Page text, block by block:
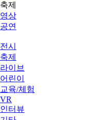
축제
영상
공연
전시
축제
라이브
어린이
교육/체험
VR
인터뷰